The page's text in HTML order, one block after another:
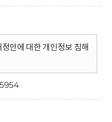
안에 대한 개인정보 침해